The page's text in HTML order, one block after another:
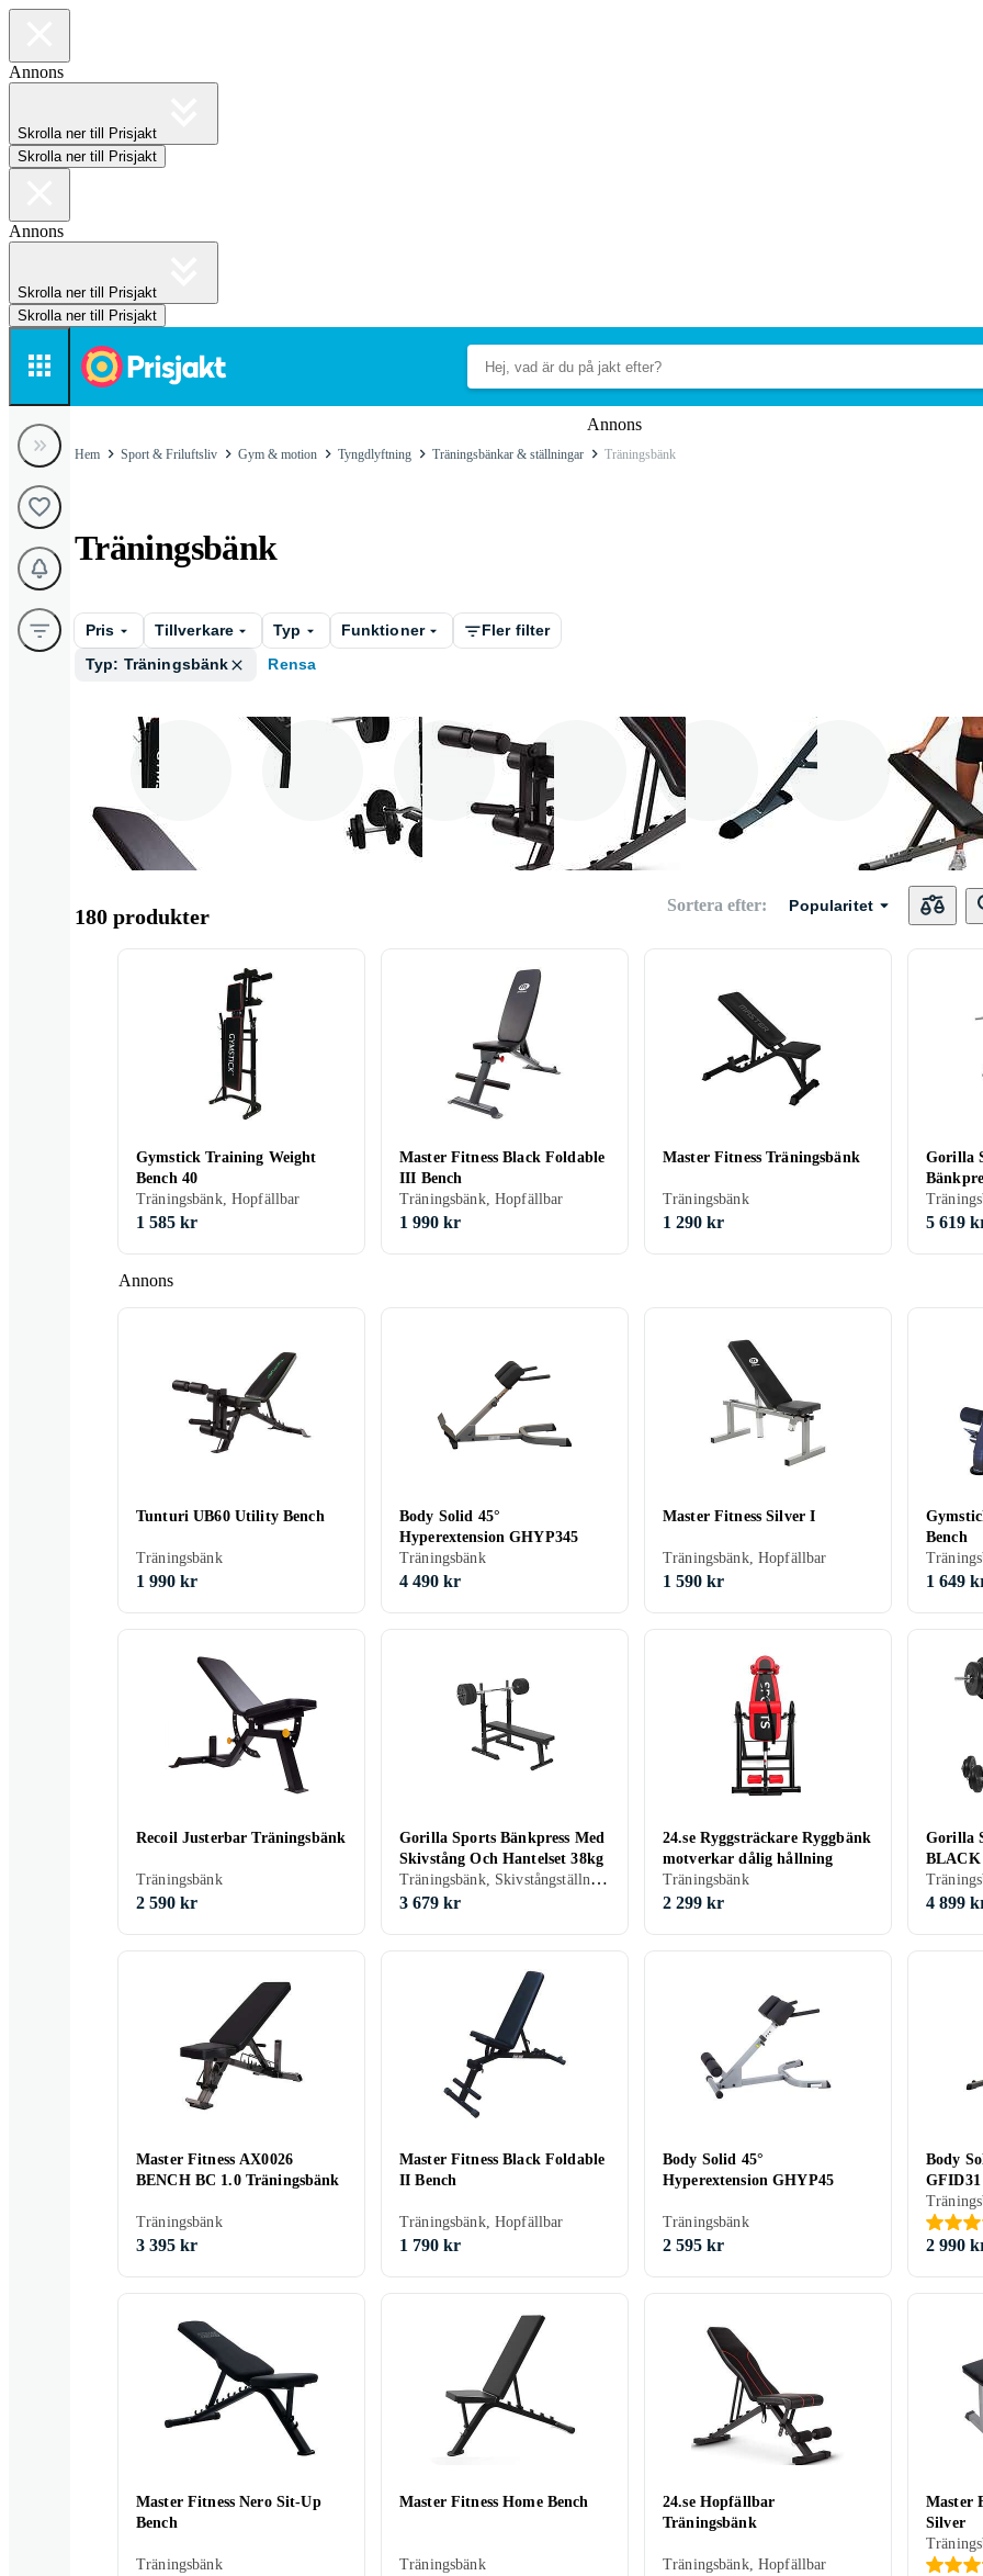
Annons
Skrolla ner till Prisjakt
Skrolla ner till Prisjakt
Annons
Skrolla ner till Prisjakt
Skrolla ner till Prisjakt
Annons
Hem Sport & Friluftsliv Gym & motion Tyngdlyftning Träningsbänkar & ställningar Träningsbänk
Träningsbänk
Pris Tillverkare Typ Funktioner
Fler filter
Typ: Träningsbänk
Rensa
Gymstick Master Fitness Gorilla Sports Tunturi 24 . se Body
vidaXL Horizon
Olive Rugged Fitness
180 produkter Sortera efter: Popularitet
Annons
Gymstick Training Weight
Bench 40
Träningsbänk, Hopfällbar
1 585 kr
Master Fitness Black Foldable
III Bench
Träningsbänk, Hopfällbar
1 990 kr
Master Fitness Träningsbänk
Träningsbänk
1 290 kr
Gorilla
Och
5 619
Tunturi UB60 Utility Bench
Träningsbänk
1 990 kr
Body Solid 45°
Hyperextension GHYP345
Träningsbänk
4 490 kr
Master Fitness Silver I
Träningsbänk, Hopfällbar
1 590 kr
Bench
1 649
Recoil Justerbar Träningsbänk
Träningsbänk
2 590 kr
Gorilla Sports Bänkpress Med
Skivstång Och Hantelset 38kg
Träningsbänk, Skivstångställning/Rack
3 679 kr
24.se Ryggsträckare Ryggbänk
motverkar dålig hållning
Träningsbänk
2 299 kr
Gorilla
BLACK
4 899
Master Fitness AX0026
BENCH BC 1.0 Träningsbänk
Träningsbänk
3 395 kr
Master Fitness Black Foldable
II Bench
Träningsbänk, Hopfällbar
1 790 kr
Body Solid 45°
Hyperextension GHYP45
Träningsbänk
2 595 kr
Body
GFID31
2 990
Master Fitness Nero Sit-Up
Bench
Träningsbänk
Master Fitness Home Bench
Träningsbänk
24.se Hopfällbar
Träningsbänk
Träningsbänk, Hopfällbar
Master
Silver